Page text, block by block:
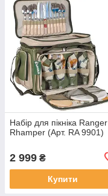
Набір для пікніка Ranger
Rhamper (Арт. RA 9901)
2 999 ₴
Купити